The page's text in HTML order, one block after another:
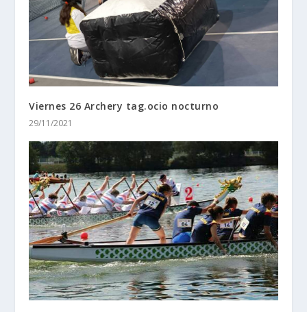
Viernes 26 Archery tag.ocio nocturno
29/11/2021